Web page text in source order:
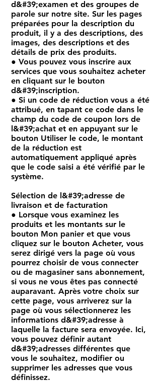
d&#39;examen et des groupes de
parole sur notre site. Sur les pages
préparées pour la description du
produit, il y a des descriptions, des
images, des descriptions et des
détails de prix des produits.
● Vous pouvez vous inscrire aux
services que vous souhaitez acheter
en cliquant sur le bouton
d&#39;inscription.
● Si un code de réduction vous a été
attribué, en tapant ce code dans le
champ du code de coupon lors de
l&#39;achat et en appuyant sur le
bouton Utiliser le code, le montant
de la réduction est
automatiquement appliqué après
que le code saisi a été vérifié par le
système.
Sélection de l&#39;adresse de
livraison et de facturation
● Lorsque vous examinez les
produits et les montants sur le
bouton Mon panier et que vous
cliquez sur le bouton Acheter, vous
serez dirigé vers la page où vous
pourrez choisir de vous connecter
ou de magasiner sans abonnement,
si vous ne vous êtes pas connecté
auparavant. Après votre choix sur
cette page, vous arriverez sur la
page où vous sélectionnerez les
informations d&#39;adresse à
laquelle la facture sera envoyée. Ici,
vous pouvez définir autant
d&#39;adresses différentes que
vous le souhaitez, modifier ou
supprimer les adresses que vous
définissez.